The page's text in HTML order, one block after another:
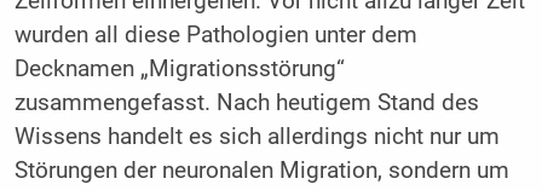
wurden all diese Pathologien unter dem
Decknamen „Migrationsstörung“
zusammengefasst. Nach heutigem Stand des
Wissens handelt es sich allerdings nicht nur um
Störungen der neuronalen Migration, sondern um